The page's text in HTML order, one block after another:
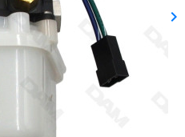
keyboard_arrow_right